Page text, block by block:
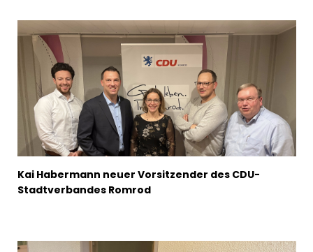
Kai Habermann neuer Vorsitzender des CDU-
Stadtverbandes Romrod